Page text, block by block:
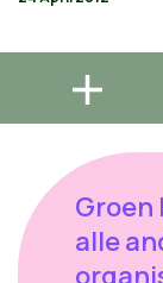
Groen
alle